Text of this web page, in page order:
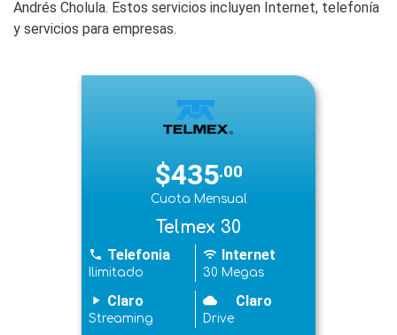
Andrés Cholula. Estos servicios incluyen Internet, telefonía
y servicios para empresas.
$435.00
Cuota Mensual
Telmex 30
phone Telefonia
Ilimitado
wifi Internet
30 Megas
play_arrow Claro
Streaming
cloudy Claro
Drive